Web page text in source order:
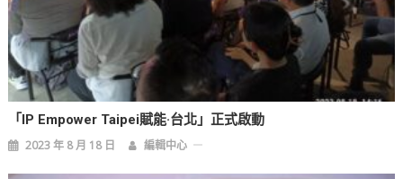
「IP Empower Taipei賦能·台北」正式啟動
2023 年 8 月 18 日 編輯中心